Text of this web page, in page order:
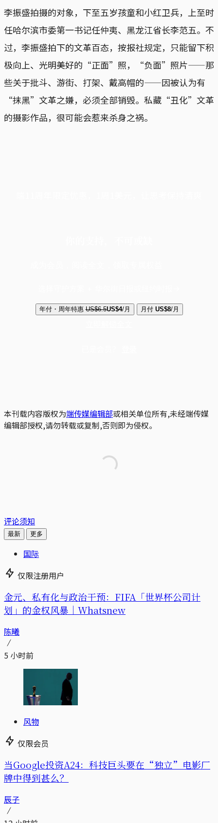
李振盛拍摄的对象，下至五岁孩童和小红卫兵，上至时
任哈尔滨市委第一书记任仲夷、黑龙江省长李范五。不
过，李振盛拍下的文革百态，按报社规定，只能留下积
极向上、光明美好的“正面”照，“负面”照片——那
些关于批斗、游街、打架、戴高帽的——因被认为有
“抹黑”文革之嫌，必须全部销毁。私藏“丑化”文革
的摄影作品，很可能会惹来杀身之祸。
年付・周年特惠 US$6.5US$4/月 月付 US$8/月
本刊载内容版权为端传媒编辑部或相关单位所有,未经端传媒
编辑部授权,请勿转载或复制,否则即为侵权。
评论须知
最新 更多
国际
仅限注册用户
金元、私有化与政治干预：FIFA「世界杯公司计
划」的金权风暴｜Whatsnew
陈曦
5 小时前
风物
仅限会员
当Google投资A24：科技巨头要在“独立”电影厂
牌中得到甚么？
辰子